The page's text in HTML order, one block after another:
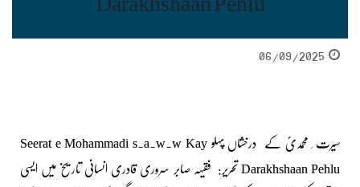
Darakhshaan Pehlu
06/09/2025
سیرت ِ محمدیؐ کے درخشاں پہلو Seerat e Mohammadi s.a.w.w Kay
Darakhshaan Pehlu تحریر: فقیہہ صابر سروری قادری انسانی تاریخ میں ایسی